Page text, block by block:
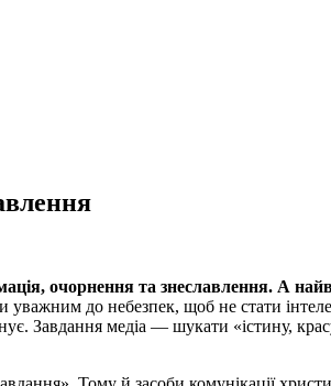
очорнення та знеславлення. А
до небезпек, щоб не стати
Завдання медіа — шукати «істину,